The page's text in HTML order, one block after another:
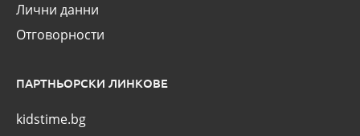
Лични данни
Отговорности
ПАРТНЬОРСКИ ЛИНКОВЕ
kidstime.bg